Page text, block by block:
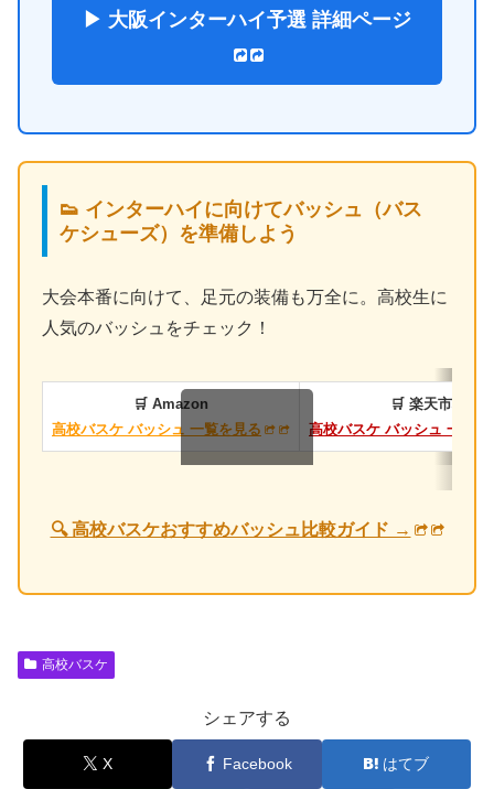
▶ 大阪インターハイ予選 詳細ページ
👟 インターハイに向けてバッシュ（バス
ケシューズ）を準備しよう
大会本番に向けて、足元の装備も万全に。高校生に
人気のバッシュをチェック！
🛒 Amazon
高校バスケ バッシュ 一覧を見る
🛒 楽天市場
高校バスケ バッシュ 一覧を
🔍 高校バスケおすすめバッシュ比較ガイド →
高校バスケ
シェアする
X Facebook はてブ